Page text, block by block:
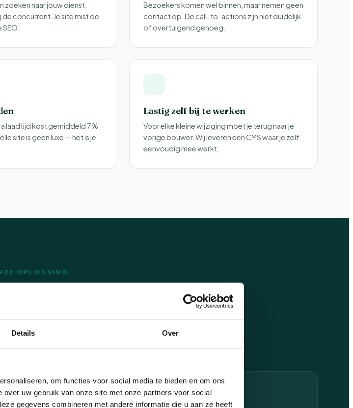
Details Over
om functies voor social media te bieden en om ons
uw gebruik van onze site met onze partners voor social
gegevens combineren met andere informatie die u aan ze heeft
zoeken naar jouw dienst,
de concurrent. Je site mist de
Bezoekers komen wel binnen, maar nemen geen
contact op. De call-to-actions zijn niet duidelijk
of overtuigend genoeg.
laadtijd kost gemiddeld 7%
site is geen luxe — het is je
Lastig zelf bij te werken
Voor elke kleine wijziging moet je terug naar je
vorige bouwer. Wij leveren een CMS waar je zelf
eenvoudig mee werkt.
OPLOSSING
website laten maken op.
— het is je hardwerkende verkoper, 24/7
actief.